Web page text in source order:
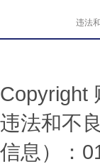
违法
Copyright
违法和不
信息）：